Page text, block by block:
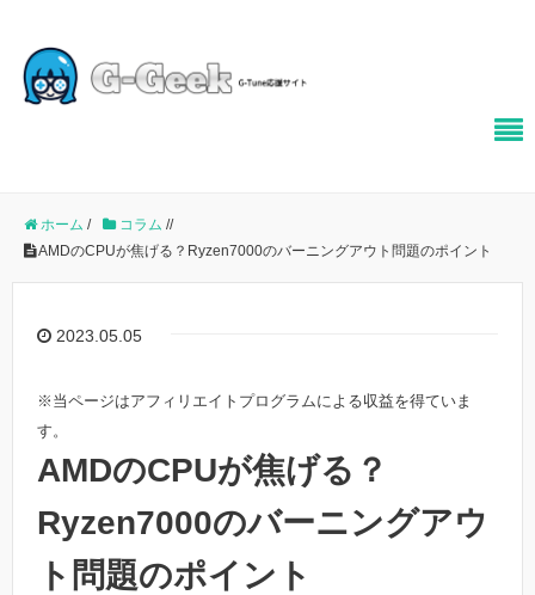
ホーム / コラム //
AMDのCPUが焦げる？Ryzen7000のバーニングアウト問題のポイント
2023.05.05
※当ページはアフィリエイトプログラムによる収益を得ていま
す。
AMDのCPUが焦げる？
Ryzen7000のバーニングアウ
ト問題のポイント